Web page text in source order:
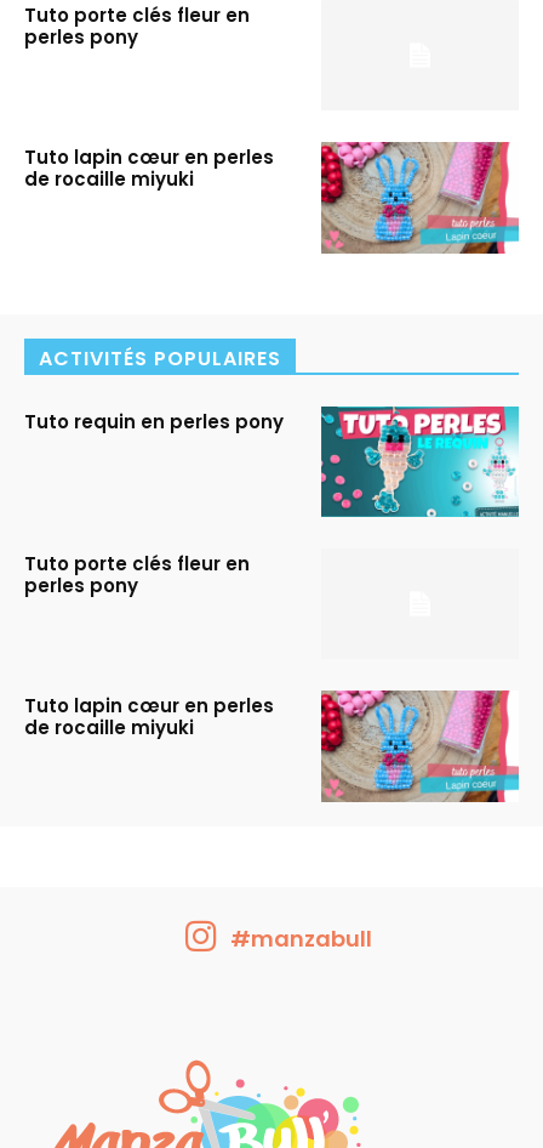
Tuto porte clés fleur en
perles pony
Tuto lapin cœur en perles
de rocaille miyuki
ACTIVITÉS POPULAIRES
Tuto requin en perles pony
Tuto porte clés fleur en
perles pony
Tuto lapin cœur en perles
de rocaille miyuki
#manzabull